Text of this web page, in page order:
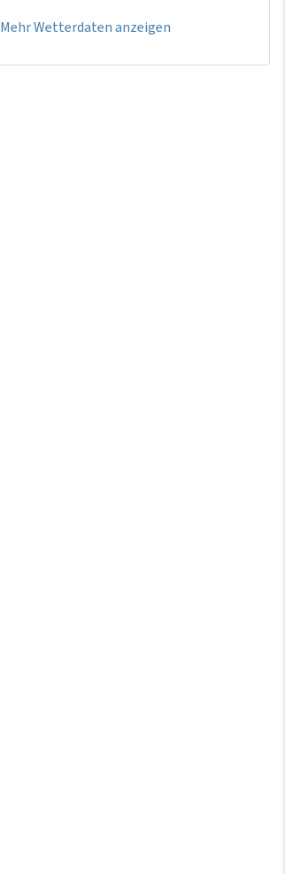
Mehr Wetterdaten anzeigen